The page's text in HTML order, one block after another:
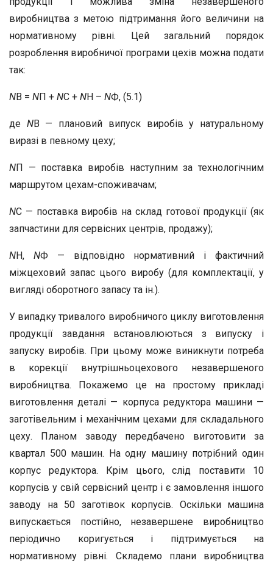
виробництва з метою підтримання його величини на
нормативному рівні. Цей загальний порядок
розроблення виробничої програми цехів можна подати
так:
NВ = NП + NС + NН – NФ, (5.1)
де NВ — плановий випуск виробів у натуральному
виразі в певному цеху;
NП — поставка виробів наступним за технологічним
маршрутом цехам-споживачам;
NС — поставка виробів на склад готової продукції (як
запчастини для сервісних центрів, продажу);
NН, NФ — відповідно нормативний і фактичний
міжцеховий запас цього виробу (для комплектації, у
вигляді оборотного запасу та ін.).
У випадку тривалого виробничого циклу виготовлення
продукції завдання встановлюються з випуску і
запуску виробів. При цьому може виникнути потреба
в корекції внутрішньоцехового незавершеного
виробництва. Покажемо це на простому прикладі
виготовлення деталі — корпуса редуктора машини —
заготівельним і механічним цехами для складального
цеху. Планом заводу передбачено виготовити за
квартал 500 машин. На одну машину потрібний один
корпус редуктора. Крім цього, слід поставити 10
корпусів у свій сервісний центр і є замовлення іншого
заводу на 50 заготівок корпусів. Оскільки машина
випускається постійно, незавершене виробництво
періодично коригується і підтримується на
нормативному рівні. Складемо плани виробництва